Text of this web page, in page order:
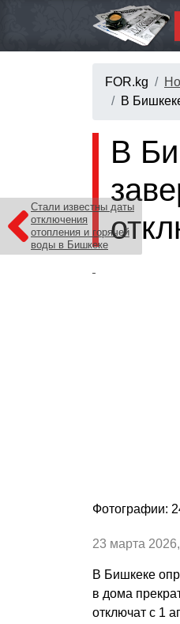
FOR.kg
В
Стали известны даты
отключения
отопления и горячей
воды в Бишкеке
В
Фотографии:
23 марта
В Бишкеке
в дома
отключат с 1